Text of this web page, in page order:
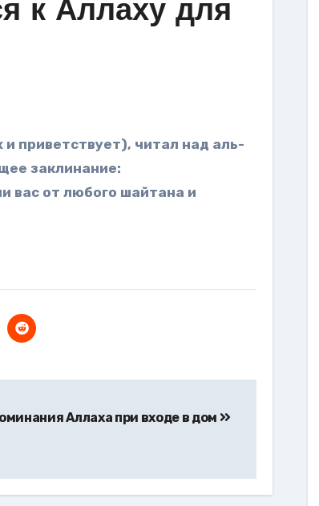
к Аллаху для
заклинание:
вас от любого шайтана и
Аллаха при входе в дом